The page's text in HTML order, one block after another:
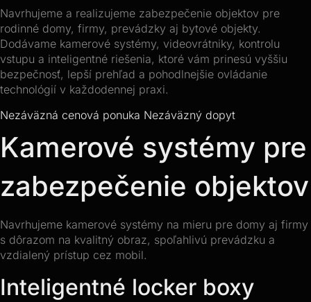
Navrhujeme a realizujeme zabezpečenie objektov pre
rodinné domy, firmy, prevádzky aj bytové objekty.
Dodávame kamerové systémy, videovrátniky, kontrolu
vstupu a inteligentné riešenia, ktoré vám prinesú vyššiu
bezpečnosť, lepší prehľad a pohodlnejšie ovládanie
technológií v každodennej praxi.
Nezáväzná cenová ponuka Nezáväzný dopyt
Kamerové systémy pre
zabezpečenie objektov
Navrhujeme kamerové systémy na mieru pre domy aj firmy
s dôrazom na kvalitný obraz, spoľahlivú prevádzku a
vzdialený prístup cez mobil.
Inteligentné locker boxy